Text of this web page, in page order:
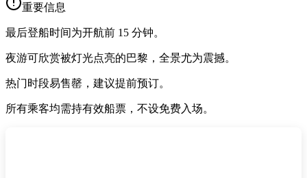
重要信息
最后登船时间为开航前 15 分钟。
夜游可欣赏被灯光点亮的巴黎，全景尤为震撼。
热门时段易售罄，建议提前预订。
所有乘客均需持有效船票，不设免费入场。